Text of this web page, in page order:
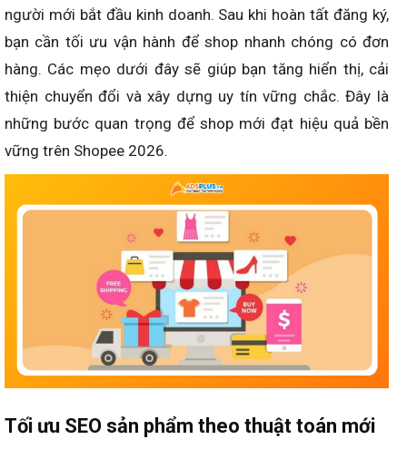
người mới bắt đầu kinh doanh. Sau khi hoàn tất đăng ký,
bạn cần tối ưu vận hành để shop nhanh chóng có đơn
hàng. Các mẹo dưới đây sẽ giúp bạn tăng hiển thị, cải
thiện chuyển đổi và xây dựng uy tín vững chắc. Đây là
những bước quan trọng để shop mới đạt hiệu quả bền
vững trên Shopee 2026.
Tối ưu SEO sản phẩm theo thuật toán mới